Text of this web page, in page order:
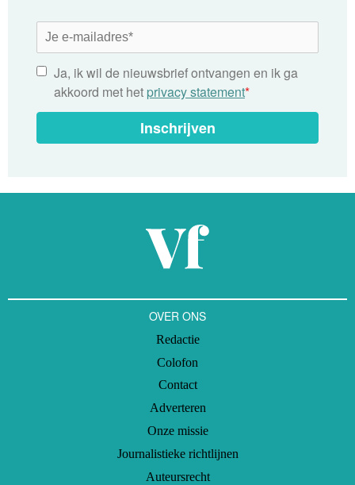
Ja, ik wil de nieuwsbrief ontvangen en ik ga
akkoord met het privacy statement*
Inschrijven
OVER ONS
Redactie
Colofon
Contact
Adverteren
Onze missie
Journalistieke richtlijnen
Auteursrecht